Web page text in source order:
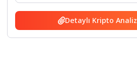
Detaylı Kripto Analiz